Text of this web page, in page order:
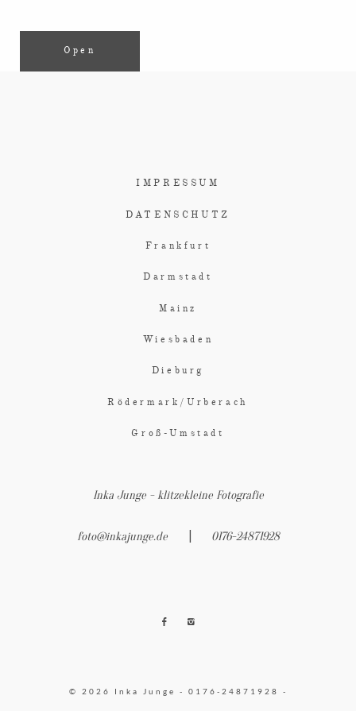
Open
IMPRESSUM
DATENSCHUTZ
Frankfurt
Darmstadt
Mainz
Wiesbaden
Dieburg
Rödermark/Urberach
Groß-Umstadt
Inka Junge - klitzekleine Fotografie
foto@inkajunge.de 0176-24871928
© 2026 Inka Junge - 0176-24871928 -